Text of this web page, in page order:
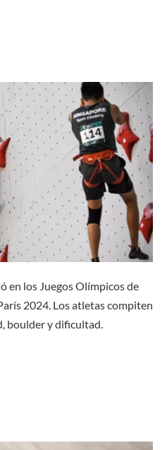
en los Juegos Olímpicos de
2024. Los atletas compiten
boulder y dificultad.